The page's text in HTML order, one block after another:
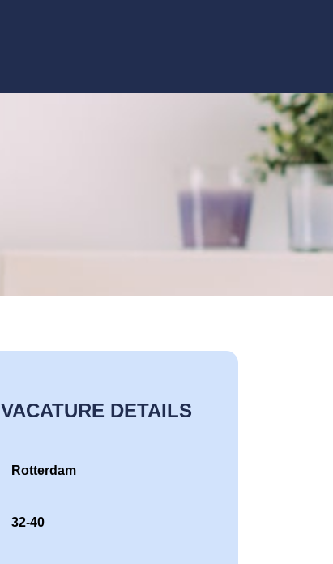
VACATURE DETAILS
Rotterdam
32-40